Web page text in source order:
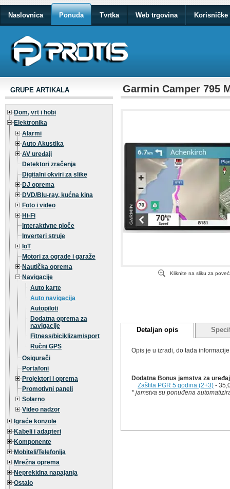
Naslovnica Ponuda Tvrtka Web trgovina Korisničke
GRUPE ARTIKALA
Dom, vrt i hobi
Elektronika
Alarmi
Auto Akustika
AV uređaji
Detektori zračenja
Digitalni okviri za slike
DJ oprema
DVD/Blu-ray, kućna kina
Foto i video
Hi-Fi
Interaktivne ploče
Inverteri struje
IoT
Motori za ograde i garaže
Nautička oprema
Navigacije
Auto karte
Auto navigacija
Autopiloti
Dodatna oprema za
navigacije
Fitness/biciklizam/sport
Ručni GPS
Osigurači
Portafoni
Projektori i oprema
Promotivni paneli
Solarno
Video nadzor
Igraće konzole
Kabeli i adapteri
Komponente
Mobiteli/Telefonija
Mrežna oprema
Neprekidna napajanja
Ostalo
Garmin Camper 795
Kliknite na sliku za
Detaljan opis
Opis je u izradi, do tada
Dodatna Bonus jamstva za
Zaštita PGR 5 godina (2+3) -
* jamstva su ponuđena